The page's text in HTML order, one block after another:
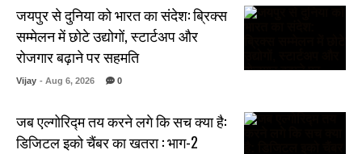
जयपुर से दुनिया को भारत का संदेश: ब्रिक्स
सम्मेलन में छोटे उद्योगों, स्टार्टअप और
रोजगार बढ़ाने पर सहमति
Vijay - Aug 6, 2026 0
जब एल्गोरिद्म तय करने लगे कि सच क्या है:
डिजिटल इको चैंबर का खतरा : भाग-2